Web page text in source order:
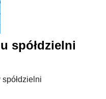
spółdzielni